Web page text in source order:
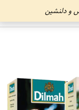
و دلنشین